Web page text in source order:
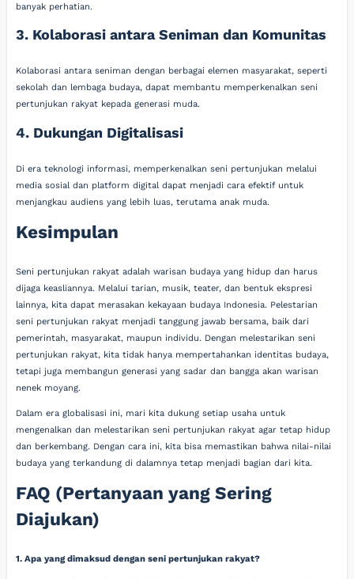
banyak perhatian.
3. Kolaborasi antara Seniman dan Komunitas
Kolaborasi antara seniman dengan berbagai elemen masyarakat, seperti
sekolah dan lembaga budaya, dapat membantu memperkenalkan seni
pertunjukan rakyat kepada generasi muda.
4. Dukungan Digitalisasi
Di era teknologi informasi, memperkenalkan seni pertunjukan melalui
media sosial dan platform digital dapat menjadi cara efektif untuk
menjangkau audiens yang lebih luas, terutama anak muda.
Kesimpulan
Seni pertunjukan rakyat adalah warisan budaya yang hidup dan harus
dijaga keasliannya. Melalui tarian, musik, teater, dan bentuk ekspresi
lainnya, kita dapat merasakan kekayaan budaya Indonesia. Pelestarian
seni pertunjukan rakyat menjadi tanggung jawab bersama, baik dari
pemerintah, masyarakat, maupun individu. Dengan melestarikan seni
pertunjukan rakyat, kita tidak hanya mempertahankan identitas budaya,
tetapi juga membangun generasi yang sadar dan bangga akan warisan
nenek moyang.
Dalam era globalisasi ini, mari kita dukung setiap usaha untuk
mengenalkan dan melestarikan seni pertunjukan rakyat agar tetap hidup
dan berkembang. Dengan cara ini, kita bisa memastikan bahwa nilai-nilai
budaya yang terkandung di dalamnya tetap menjadi bagian dari kita.
FAQ (Pertanyaan yang Sering
Diajukan)
1. Apa yang dimaksud dengan seni pertunjukan rakyat?